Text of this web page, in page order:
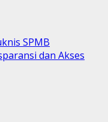
SPMB
dan Akses